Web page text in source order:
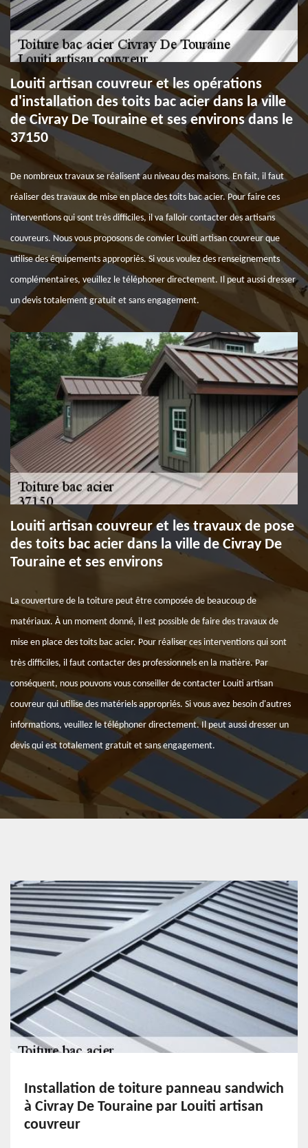
Louiti artisan couvreur et les opérations
d'installation des toits bac acier dans la ville
de Civray De Touraine et ses environs dans le
37150
De nombreux travaux se réalisent au niveau des maisons. En fait, il faut
réaliser des travaux de mise en place des toits bac acier. Pour faire ces
interventions qui sont très difficiles, il va falloir contacter des artisans
couvreurs. Nous vous proposons de convier Louiti artisan couvreur que
utilise des équipements appropriés. Si vous voulez des renseignements
complémentaires, veuillez le téléphoner directement. Il peut aussi dresser
un devis totalement gratuit et sans engagement.
Louiti artisan couvreur et les travaux de pose
des toits bac acier dans la ville de Civray De
Touraine et ses environs
La couverture de la toiture peut être composée de beaucoup de
matériaux. À un moment donné, il est possible de faire des travaux de
mise en place des toits bac acier. Pour réaliser ces interventions qui sont
très difficiles, il faut contacter des professionnels en la matière. Par
conséquent, nous pouvons vous conseiller de contacter Louiti artisan
couvreur qui utilise des matériels appropriés. Si vous avez besoin d'autres
informations, veuillez le téléphoner directement. Il peut aussi dresser un
devis qui est totalement gratuit et sans engagement.
Installation de toiture panneau sandwich
à Civray De Touraine par Louiti artisan
couvreur